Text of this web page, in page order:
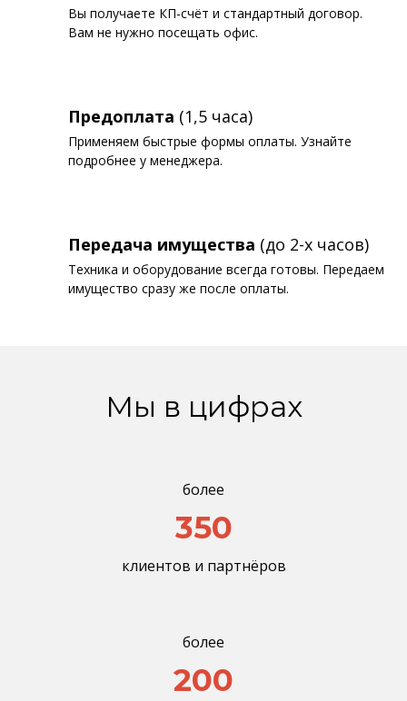
Вы получаете КП-счёт и стандартный договор.
Вам не нужно посещать офис.
Предоплата (1,5 часа)
Применяем быстрые формы оплаты. Узнайте
подробнее у менеджера.
Передача имущества (до 2-х часов)
Техника и оборудование всегда готовы. Передаем
имущество сразу же после оплаты.
Мы в цифрах
более
350
клиентов и партнёров
более
200